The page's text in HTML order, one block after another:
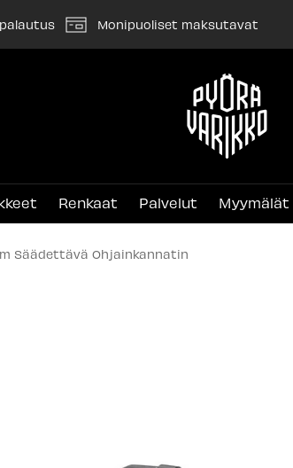
Monipuoliset maksutavat
Pyörävarikko
Renkaat Palvelut Myymälät
Säädettävä Ohjainkannatin